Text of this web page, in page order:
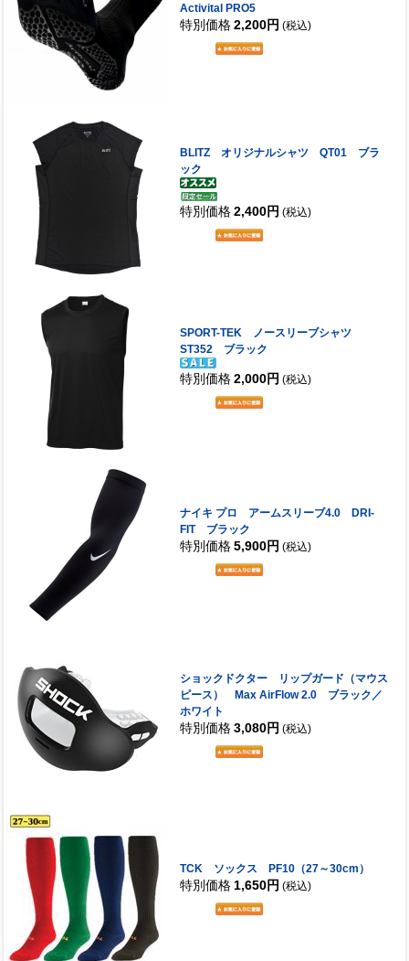
Activital PRO5
特別価格 2,200円 (税込)
BLITZ オリジナルシャツ QT01 ブラ
ック
特別価格 2,400円 (税込)
SPORT-TEK ノースリーブシャツ
ST352 ブラック
特別価格 2,000円 (税込)
ナイキ プロ アームスリーブ4.0 DRI-
FIT ブラック
特別価格 5,900円 (税込)
ショックドクター リップガード（マウス
ピース） Max AirFlow 2.0 ブラック／
ホワイト
特別価格 3,080円 (税込)
TCK ソックス PF10（27～30cm）
特別価格 1,650円 (税込)